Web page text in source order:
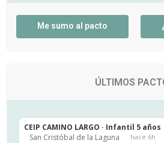
Me sumo al pacto
ÚLTIMOS
CEIP CAMINO LARGO · Infantil 5 años
San Cristóbal de la Laguna
hace 6h